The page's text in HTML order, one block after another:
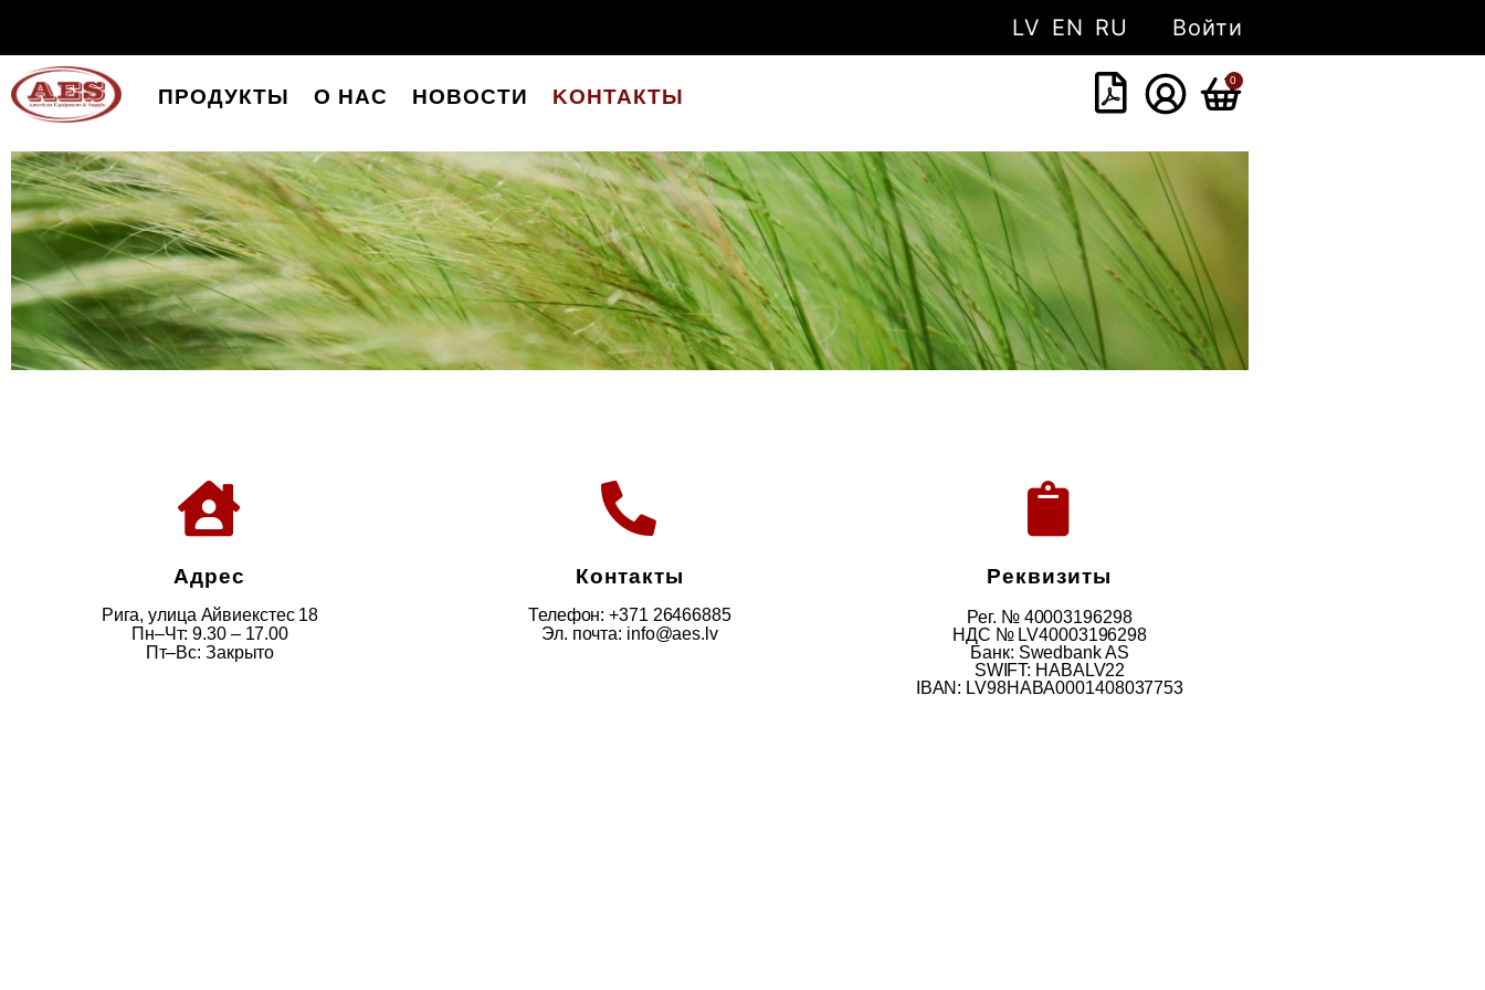
LV EN RU Войти
ПРОДУКТЫ О НАС НОВОСТИ KОНТАКТЫ
0
Адрес
Рига, улица Айвиекстес 18
Пн–Чт: 9.30 – 17.00
Пт–Вс: Закрыто
Контакты
Телефон: +371 26466885
Эл. почта: info@aes.lv
Реквизиты
Рег. № 40003196298
НДС № LV40003196298
Банк: Swedbank AS
SWIFT: HABALV22
IBAN: LV98HABA0001408037753